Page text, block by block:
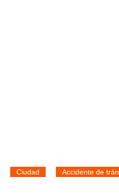
Ciudad Accidente de